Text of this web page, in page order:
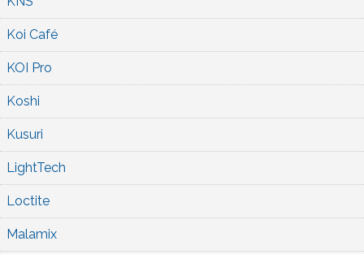
Koi Café
KOI Pro
Koshi
Kusuri
LightTech
Loctite
Malamix